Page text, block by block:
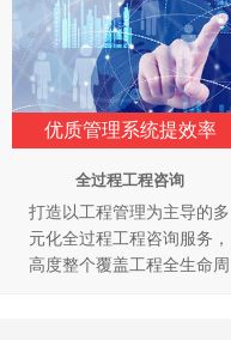
优质管理系统提效率
全过程工程咨询
打造以工程管理为主导的多
元化全过程工程咨询服务，
高度整个覆盖工程全生命周